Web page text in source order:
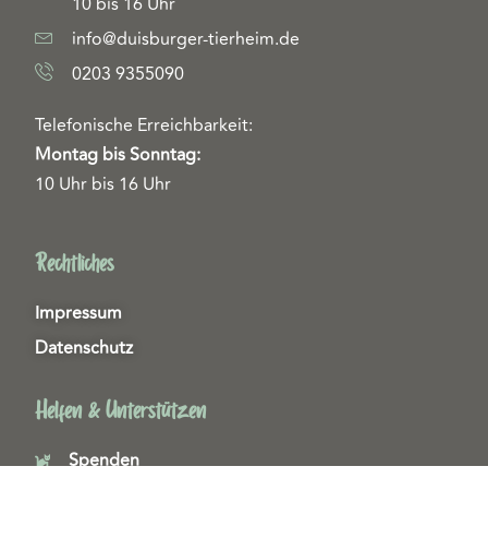
info@duisburger-tierheim.de
0203 9355090
Telefonische Erreichbarkeit:
Montag bis Sonntag:
10 Uhr bis 16 Uhr
Rechtliches
Impressum
Datenschutz
Helfen & Unterstützen
Spenden